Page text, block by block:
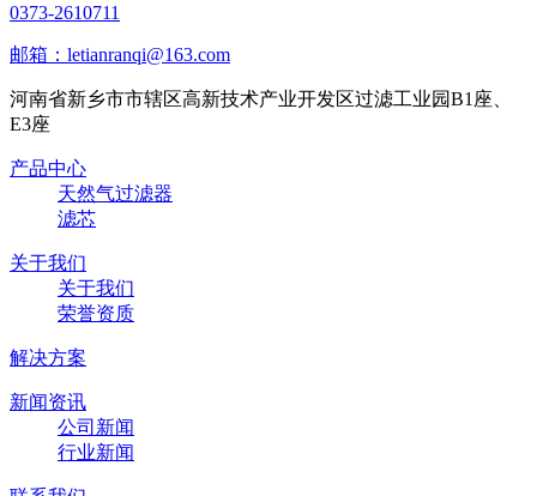
0373-2610711
邮箱：letianranqi@163.com
河南省新乡市市辖区高新技术产业开发区过滤工业园B1座、
E3座
产品中心
天然气过滤器
滤芯
关于我们
关于我们
荣誉资质
解决方案
新闻资讯
公司新闻
行业新闻